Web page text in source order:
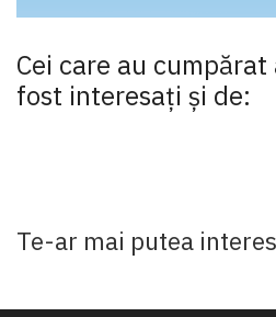
Cei care au
fost interesaţi şi de:
Te-ar mai putea